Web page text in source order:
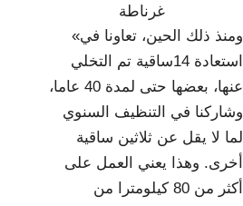
غرناطة
«ومنذ ذلك الحين، تعاونا في
استعادة 14ساقية تم التخلي
عنها، بعضها حتى لمدة 40 عاما،
وشاركنا في التنظيف السنوي
لما لا يقل عن ثلاثين ساقية
أخرى. وهذا يعني العمل على
أكثر من 80 كيلومترا من